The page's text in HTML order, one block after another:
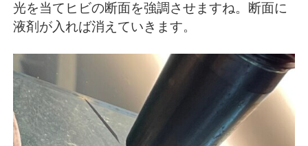
光を当てヒビの断面を強調させますね。断面に
液剤が入れば消えていきます。